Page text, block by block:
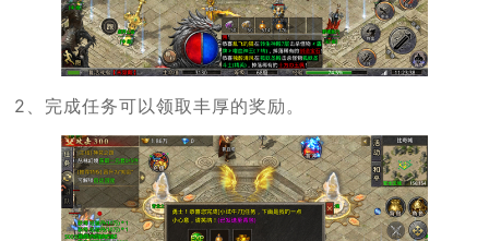
2、完成任务可以领取丰厚的奖励。